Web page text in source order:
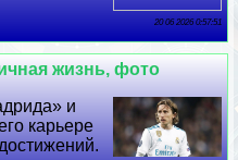
20 06 2026 0:57:51
жизнь, фото
и
карьере